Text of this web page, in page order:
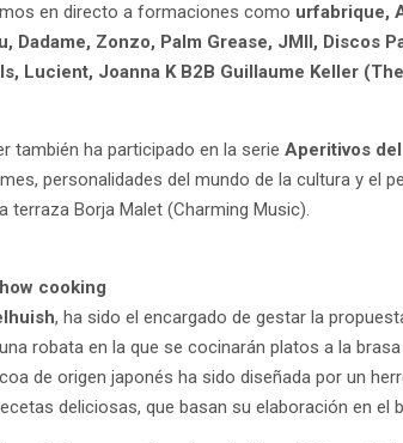
en directo a formaciones como urfabrique,
Dadame, Zonzo, Palm Grease, JMII, Discos
Lucient, Joanna K B2B Guillaume Keller
también ha participado en la serie Aperitivos
personalidades del mundo de la cultura y el
Borja Malet (Charming Music).
cooking
, ha sido el encargado de gestar la
robata en la que se cocinarán platos a la
de origen japonés ha sido diseñada por un
deliciosas, que basan su elaboración en el